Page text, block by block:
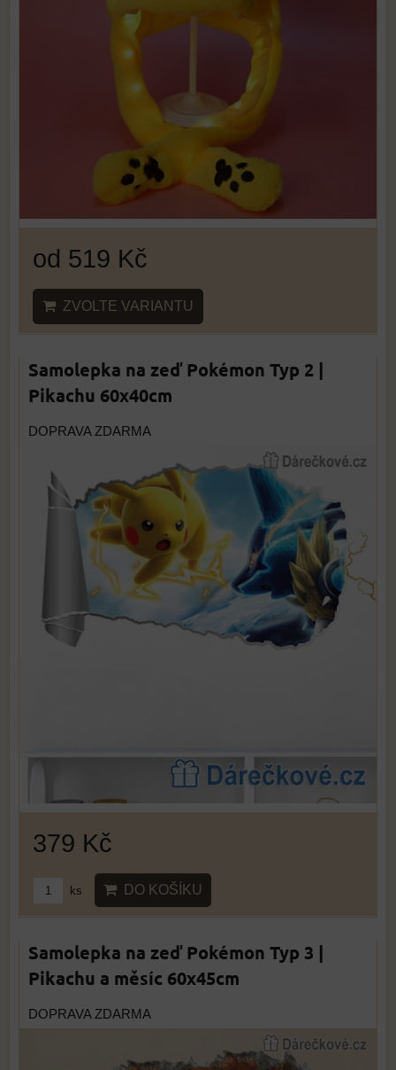
od 519 Kč
ZVOLTE VARIANTU
Samolepka na zeď Pokémon Typ 2 |
Pikachu 60x40cm
DOPRAVA ZDARMA
379 Kč
ks DO KOŠÍKU
Samolepka na zeď Pokémon Typ 3 |
Pikachu a měsíc 60x45cm
DOPRAVA ZDARMA